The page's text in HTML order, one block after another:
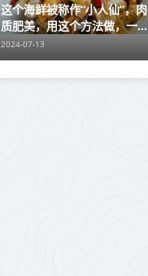
这个海鲜被称作“小人仙”，肉
质肥美，用这个方法做，一盘
不够吃
2024-07-13